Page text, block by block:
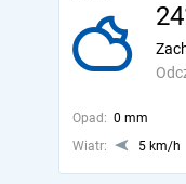
Opad: 0 mm
Wiatr:
5 km/h